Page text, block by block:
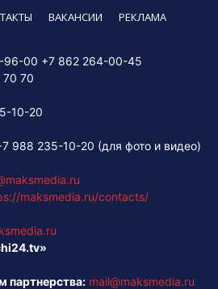
ВАКАНСИИ РЕКЛАМА
96-00 +7 862 264-00-45
70 70
10-20
988 235-10-20 (для фото и видео)
maksmedia.ru/contacts/
партнерства: mail@maksmedia.ru